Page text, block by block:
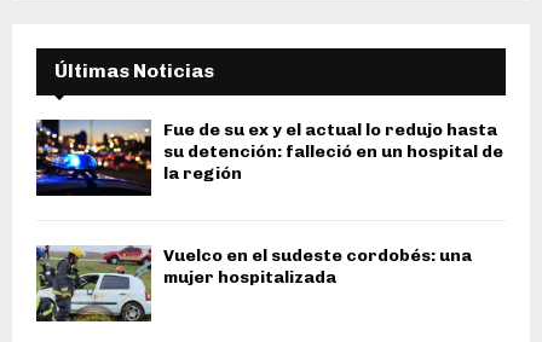
Últimas Noticias
Fue de su ex y el actual lo redujo hasta
su detención: falleció en un hospital de
la región
Vuelco en el sudeste cordobés: una
mujer hospitalizada